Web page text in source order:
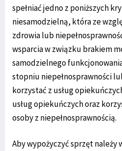
spełniać jedno z poniższych
niesamodzielną, która ze
zdrowia lub
wsparcia w związku brakiem
samodzielnego
stopniu niepełnosprawności
korzystać z usług
usług opiekuńczych oraz
osoby z niepełnosprawnością.
Aby wypożyczyć sprzęt należy